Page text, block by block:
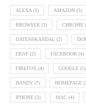
ALEXA (3) AMAZON (5)
BROWSER (3) CHROME
DATENSKANDAL (2)
EBAY (2) FACEBOOK (4)
FIREFOX (4) GOOGLE (5)
HANDY (7) HOMEPAGE
IPHONE (3) MAC (4)